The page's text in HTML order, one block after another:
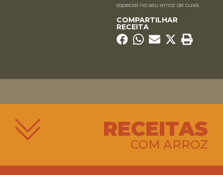
especial no seu arroz de cuxá.
COMPARTILHAR
RECEITA
RECEITAS
COM ARROZ